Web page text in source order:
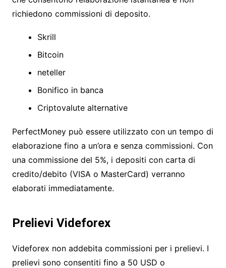
richiedono commissioni di deposito.
Skrill
Bitcoin
neteller
Bonifico in banca
Criptovalute alternative
PerfectMoney può essere utilizzato con un tempo di
elaborazione fino a un’ora e senza commissioni. Con
una commissione del 5%, i depositi con carta di
credito/debito (VISA o MasterCard) verranno
elaborati immediatamente.
Prelievi Videforex
Videforex non addebita commissioni per i prelievi. I
prelievi sono consentiti fino a 50 USD o